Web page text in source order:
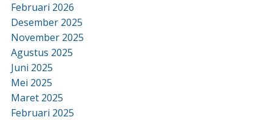
Februari 2026
Desember 2025
November 2025
Agustus 2025
Juni 2025
Mei 2025
Maret 2025
Februari 2025